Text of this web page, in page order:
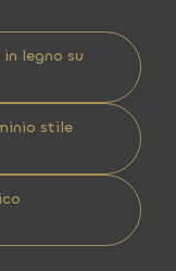
legno su
stile